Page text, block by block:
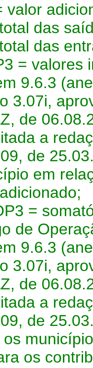
valor
das
das
= valores
9.6.3
3.07i,
de
a
de
em
=
de
9.6.3
3.07i,
de
a
de
os